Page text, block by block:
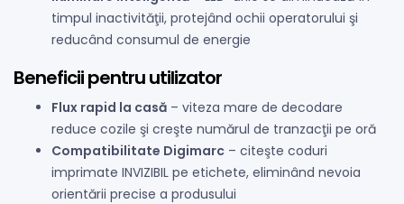
timpul inactivităţii, protejând ochii operatorului şi
reducând consumul de energie
Beneficii pentru utilizator
Flux rapid la casă – viteza mare de decodare
reduce cozile şi creşte numărul de tranzacţii pe oră
Compatibilitate Digimarc – citeşte coduri
imprimate INVIZIBIL pe etichete, eliminând nevoia
orientării precise a produsului